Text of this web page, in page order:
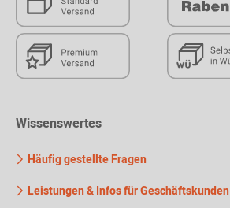
Wissenswertes
Häufig gestellte Fragen
Leistungen & Infos für Geschäftskunden